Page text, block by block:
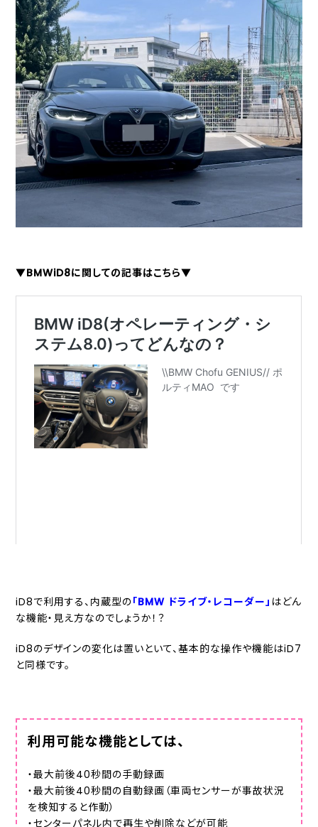
▼BMWiD8に関しての記事はこちら▼
iD8で利用する、内蔵型の「BMW ドライブ・レコーダー」 はどん
な機能・見え方なのでしょうか！？
iD8のデザインの変化は置いといて、基本的な操作や機能はiD7
と同様です。
利用可能な機能としては、
・最大前後40秒間の手動録画
・最大前後40秒間の自動録画（車両センサーが事故状況
を検知すると作動）
・センターパネル内で再生や削除などが可能